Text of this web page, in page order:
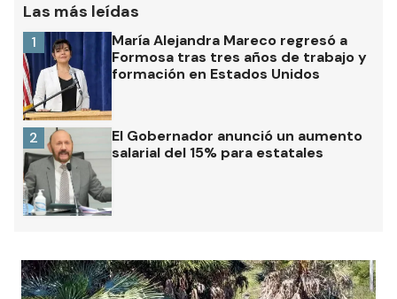
Las más leídas
María Alejandra Mareco regresó a
Formosa tras tres años de trabajo y
formación en Estados Unidos
1
El Gobernador anunció un aumento
salarial del 15% para estatales
2